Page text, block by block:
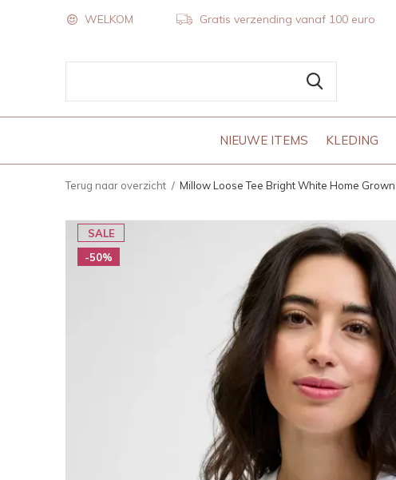
NIEUWE ITEMS KLEDING
WELKOM Gratis verzending vanaf 100 euro
Terug naar overzicht Millow Loose Tee Bright White Home Grown
SALE
-50%